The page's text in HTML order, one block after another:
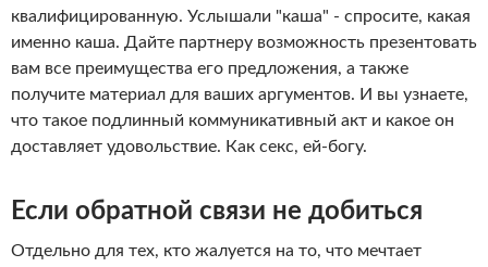
квалифицированную. Услышали "каша" - спросите, какая
именно каша. Дайте партнеру возможность презентовать
вам все преимущества его предложения, а также
получите материал для ваших аргументов. И вы узнаете,
что такое подлинный коммуникативный акт и какое он
доставляет удовольствие. Как секс, ей-богу.
Если обратной связи не добиться
Отдельно для тех, кто жалуется на то, что мечтает